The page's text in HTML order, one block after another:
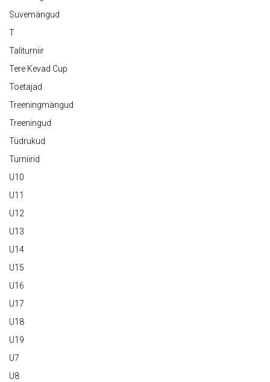
Suvemängud
T
Taliturniir
Tere Kevad Cup
Toetajad
Treeningmängud
Treeningud
Tüdrukud
Turniirid
U10
U11
U12
U13
U14
U15
U16
U17
U18
U19
U7
U8